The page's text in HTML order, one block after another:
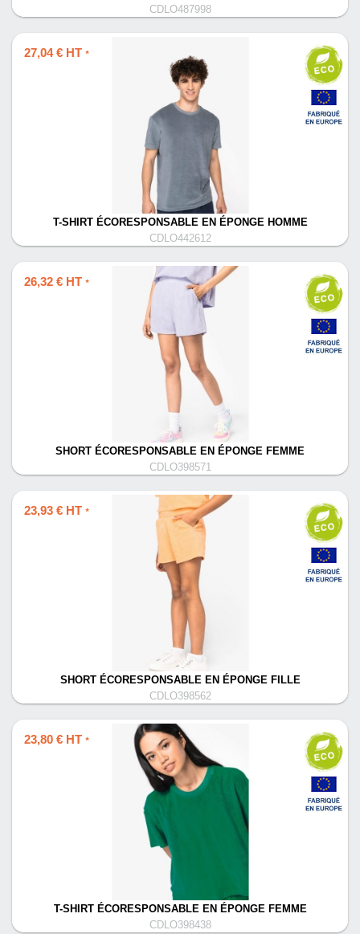
CDLO487998
27,04 € HT *
T-SHIRT ÉCORESPONSABLE EN ÉPONGE HOMME
CDLO442612
26,32 € HT *
SHORT ÉCORESPONSABLE EN ÉPONGE FEMME
CDLO398571
23,93 € HT *
SHORT ÉCORESPONSABLE EN ÉPONGE FILLE
CDLO398562
23,80 € HT *
T-SHIRT ÉCORESPONSABLE EN ÉPONGE FEMME
CDLO398438